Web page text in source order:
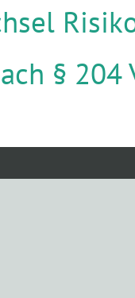
§ 204